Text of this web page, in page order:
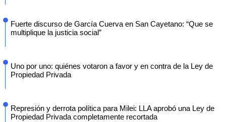
Fuerte discurso de García Cuerva en San Cayetano: “Que se
multiplique la justicia social”
Uno por uno: quiénes votaron a favor y en contra de la Ley de
Propiedad Privada
Represión y derrota política para Milei: LLA aprobó una Ley de
Propiedad Privada completamente recortada